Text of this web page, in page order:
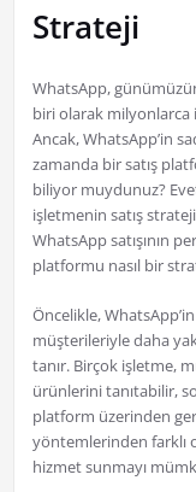
Strateji
WhatsApp,
biri olarak milyonlarca
Ancak, WhatsApp’in
zamanda bir satış
biliyor muydunuz?
işletmenin satış
WhatsApp satışının
platformu nasıl bir
Öncelikle,
müşterileriyle daha
tanır. Birçok işletme,
ürünlerini tanıtabilir,
platform üzerinden
yöntemlerinden farklı
hizmet sunmayı